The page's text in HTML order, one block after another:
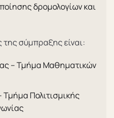
δρομολογίων και
της σύμπραξης είναι:
– Τμήμα Μαθηματικών
Τμήμα Πολιτισμικής